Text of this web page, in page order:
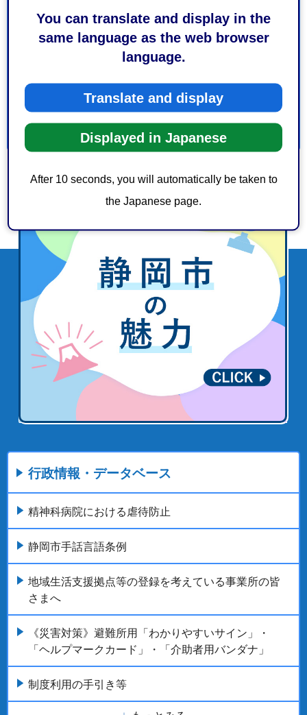
You can translate and display in the
same language as the web browser
language.
Translate and display
Displayed in Japanese
After 10 seconds, you will automatically be taken to
the Japanese page.
3：役に立たなかった
このページの情報は見つけやすかったですか？
2：ふつう
3：見つけにくかった
行政情報・データベース
精神科病院における虐待防止
静岡市手話言語条例
地域生活支援拠点等の登録を考えている事業所の皆
さまへ
《災害対策》避難所用「わかりやすいサイン」・
「ヘルプマークカード」・「介助者用バンダナ」
制度利用の手引き等